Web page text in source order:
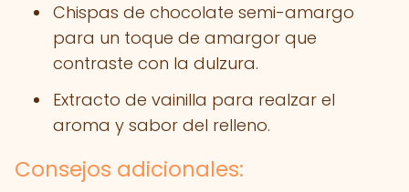
Chispas de chocolate semi-amargo
para un toque de amargor que
contraste con la dulzura.
Extracto de vainilla para realzar el
aroma y sabor del relleno.
Consejos adicionales: